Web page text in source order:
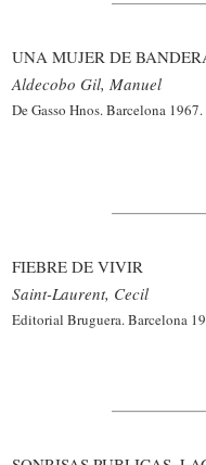
UNA MUJER DE
Aldecobo Gil, Manuel
De Gasso Hnos. Barcelona
FIEBRE DE VIVIR
Saint-Laurent, Cecil
Editorial Bruguera. Barcelona